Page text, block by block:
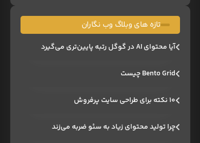
تازه های وبلاگ وب نگاران
آیا محتوای AI در گوگل رتبه پایین‌تری می‌گیرد
Bento Grid چیست
۱۰ نکته برای طراحی سایت پرفروش
چرا تولید محتوای زیاد به سئو ضربه می‌زند